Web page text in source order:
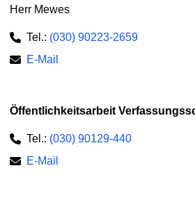
Herr Mewes
Tel.: (030) 90223-2659
E-Mail
Öffentlichkeitsarbeit
Tel.: (030) 90129-440
E-Mail